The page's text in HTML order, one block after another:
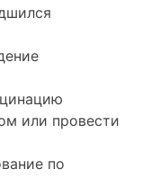
или провести
по